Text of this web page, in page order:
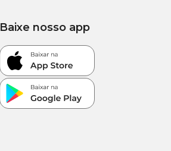
Baixe nosso app